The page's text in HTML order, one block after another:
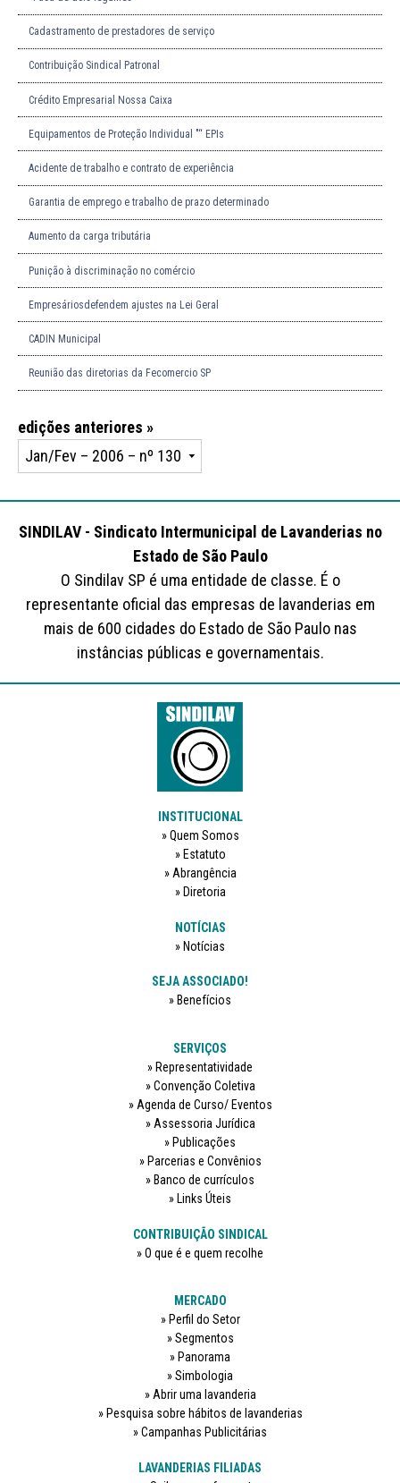
Cadastramento de prestadores de serviço
Contribuição Sindical Patronal
Crédito Empresarial Nossa Caixa
Equipamentos de Proteção Individual "“ EPIs
Acidente de trabalho e contrato de experiência
Garantia de emprego e trabalho de prazo determinado
Aumento da carga tributária
Punição à discriminação no comércio
Empresáriosdefendem ajustes na Lei Geral
CADIN Municipal
Reunião das diretorias da Fecomercio SP
edições anteriores »
SINDILAV - Sindicato Intermunicipal de Lavanderias no
Estado de São Paulo
O Sindilav SP é uma entidade de classe. É o
representante oficial das empresas de lavanderias em
mais de 600 cidades do Estado de São Paulo nas
instâncias públicas e governamentais.
INSTITUCIONAL
Quem Somos
Estatuto
Abrangência
Diretoria
NOTÍCIAS
Notícias
SEJA ASSOCIADO!
Benefícios
SERVIÇOS
Representatividade
Convenção Coletiva
Agenda de Curso/ Eventos
Assessoria Jurídica
Publicações
Parcerias e Convênios
Banco de currículos
Links Úteis
CONTRIBUIÇÃO SINDICAL
O que é e quem recolhe
MERCADO
Perfil do Setor
Segmentos
Panorama
Simbologia
Abrir uma lavanderia
Pesquisa sobre hábitos de lavanderias
Campanhas Publicitárias
LAVANDERIAS FILIADAS